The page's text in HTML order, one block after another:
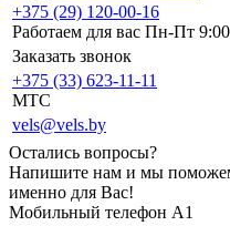
+375 (29) 120-00-16
Работаем для вас Пн-Пт
Заказать звонок
+375 (33) 623-11-11
MTC
vels@vels.by
Остались вопросы?
Напишите нам и мы поможем
именно для Вас!
Мобильный телефон A1